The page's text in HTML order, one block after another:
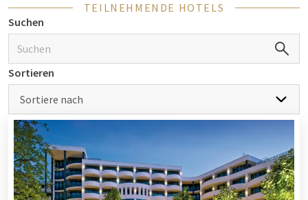
organisiert. Zudem gibt es verschiedene Hotels, die über
Familienzimmeroder Zimmer mit einer Verbindungstür
verfügen. So haben Sie bei Van der Valk genug Gründe, um
zusammen oder mit der Familie ein Wochenende weg zu
Pfingsten zu genießen.
Wochenende weg zu Pfingsten
Wollen Sie zu Pfingsten gerne herauskommen? Dann ist Van
der Valk die perfekte Wahl! Genießen Sie den frühen Frühling
voll mit wunderschöner Blüte und grünen Flächen. Verbringen
TEILNEHMENDE HOTELS
Suchen
Sortieren
Sortiere nach